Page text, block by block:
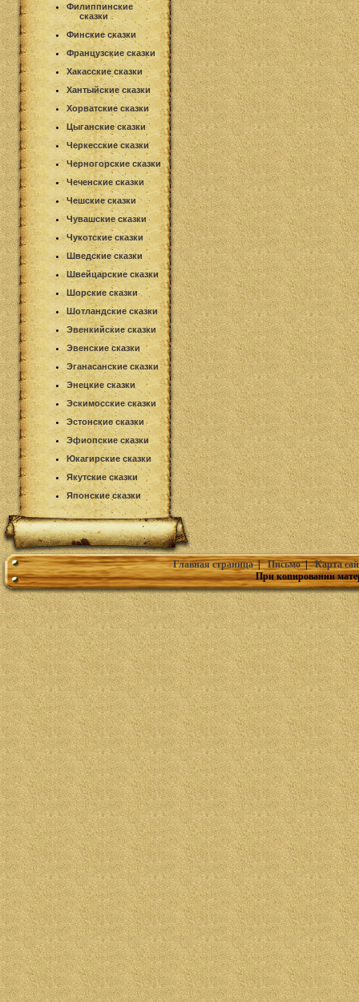
Филиппинские
сказки
Финские сказки
Французские сказки
Хакасские сказки
Хантыйские сказки
Хорватские сказки
Цыганские сказки
Черкесские сказки
Черногорские сказки
Чеченские сказки
Чешские сказки
Чувашские сказки
Чукотские сказки
Шведские сказки
Швейцарские сказки
Шорские сказки
Шотландские сказки
Эвенкийские сказки
Эвенские сказки
Эганасанские сказки
Энецкие сказки
Эскимосские сказки
Эстонские сказки
Эфиопские сказки
Юкагирские сказки
Якутские сказки
Японские сказки
Главная страница|Письмо|Карта
При копировании